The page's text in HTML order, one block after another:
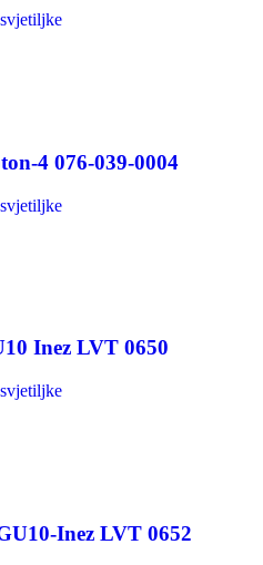
4 076-039-0004
Inez LVT 0650
Inez LVT 0652